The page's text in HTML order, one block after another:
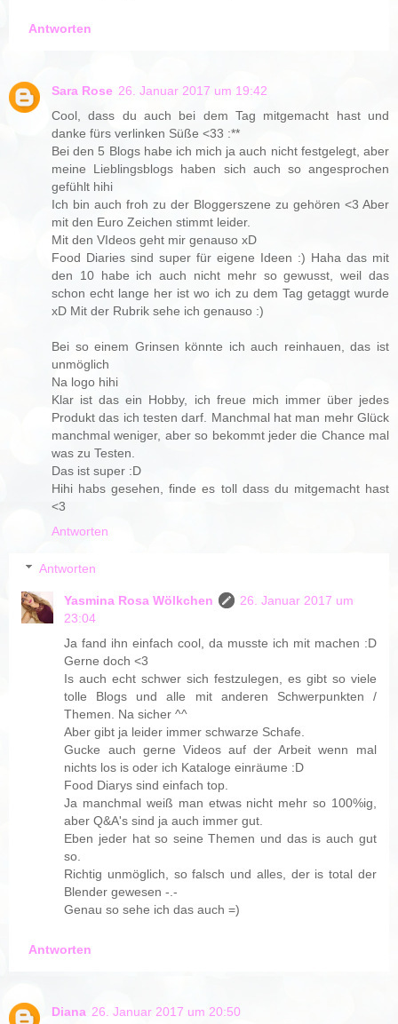
Antworten
Sara Rose 26. Januar 2017 um 19:42
Cool, dass du auch bei dem Tag mitgemacht hast und
danke fürs verlinken Süße <33 :**
Bei den 5 Blogs habe ich mich ja auch nicht festgelegt, aber
meine Lieblingsblogs haben sich auch so angesprochen
gefühlt hihi
Ich bin auch froh zu der Bloggerszene zu gehören <3 Aber
mit den Euro Zeichen stimmt leider.
Mit den VIdeos geht mir genauso xD
Food Diaries sind super für eigene Ideen :) Haha das mit
den 10 habe ich auch nicht mehr so gewusst, weil das
schon echt lange her ist wo ich zu dem Tag getaggt wurde
xD Mit der Rubrik sehe ich genauso :)
Bei so einem Grinsen könnte ich auch reinhauen, das ist
unmöglich
Na logo hihi
Klar ist das ein Hobby, ich freue mich immer über jedes
Produkt das ich testen darf. Manchmal hat man mehr Glück
manchmal weniger, aber so bekommt jeder die Chance mal
was zu Testen.
Das ist super :D
Hihi habs gesehen, finde es toll dass du mitgemacht hast
<3
Antworten
Antworten
Yasmina Rosa Wölkchen
26. Januar 2017 um
23:04
Ja fand ihn einfach cool, da musste ich mit machen :D
Gerne doch <3
Is auch echt schwer sich festzulegen, es gibt so viele
tolle Blogs und alle mit anderen Schwerpunkten /
Themen. Na sicher ^^
Aber gibt ja leider immer schwarze Schafe.
Gucke auch gerne Videos auf der Arbeit wenn mal
nichts los is oder ich Kataloge einräume :D
Food Diarys sind einfach top.
Ja manchmal weiß man etwas nicht mehr so 100%ig,
aber Q&A's sind ja auch immer gut.
Eben jeder hat so seine Themen und das is auch gut
so.
Richtig unmöglich, so falsch und alles, der is total der
Blender gewesen -.-
Genau so sehe ich das auch =)
Antworten
Diana 26. Januar 2017 um 20:50